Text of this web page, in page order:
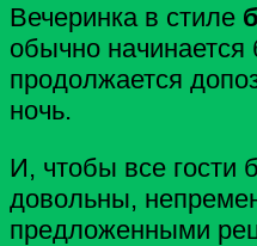
Вечеринка в стиле
обычно начинается
продолжается
ночь.
И, чтобы все гости
довольны,
предложенными